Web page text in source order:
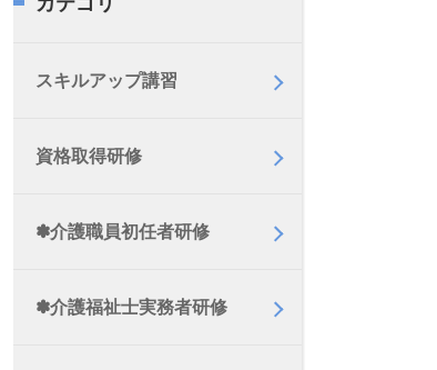
スキルアップ講習
資格取得研修
✽介護職員初任者研修
✽介護福祉士実務者研修